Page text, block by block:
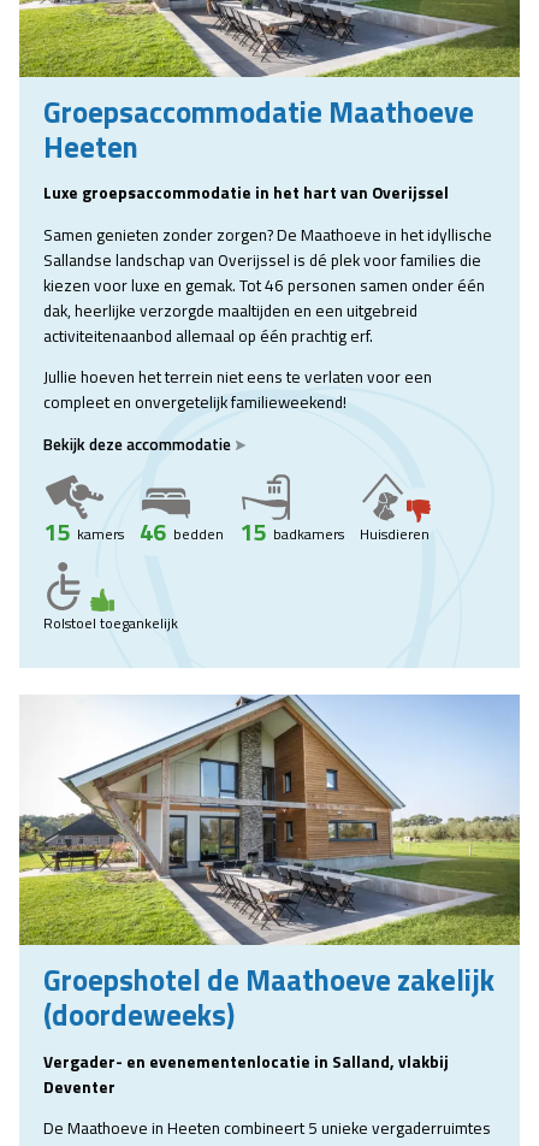
Groepsaccommodatie Maathoeve
Heeten
Luxe groepsaccommodatie in het hart van Overijssel
Samen genieten zonder zorgen? De Maathoeve in het idyllische
Sallandse landschap van Overijssel is dé plek voor families die
kiezen voor luxe en gemak. Tot 46 personen samen onder één
dak, heerlijke verzorgde maaltijden en een uitgebreid
activiteitenaanbod allemaal op één prachtig erf.
Jullie hoeven het terrein niet eens te verlaten voor een
compleet en onvergetelijk familieweekend!
Bekijk deze accommodatie
15 kamers 46 bedden 15 badkamers Huisdieren
Rolstoel toegankelijk
Groepshotel de Maathoeve zakelijk
(doordeweeks)
Vergader- en evenementenlocatie in Salland, vlakbij
Deventer
De Maathoeve in Heeten combineert 5 unieke vergaderruimtes